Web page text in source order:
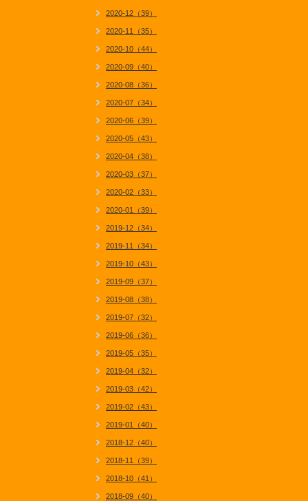
2020-12（39）
2020-11（35）
2020-10（44）
2020-09（40）
2020-08（36）
2020-07（34）
2020-06（39）
2020-05（43）
2020-04（38）
2020-03（37）
2020-02（33）
2020-01（39）
2019-12（34）
2019-11（34）
2019-10（43）
2019-09（37）
2019-08（38）
2019-07（32）
2019-06（36）
2019-05（35）
2019-04（32）
2019-03（42）
2019-02（43）
2019-01（40）
2018-12（40）
2018-11（39）
2018-10（41）
2018-09（40）